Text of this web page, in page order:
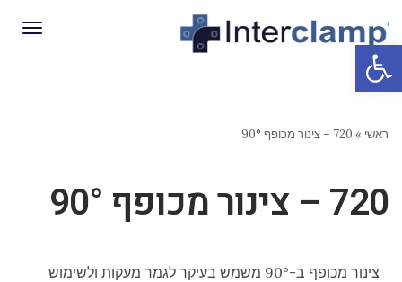
ראשי » 720 – צינור מכופף 90°
720 – צינור מכופף 90°
צינור מכופף ב-90° משמש בעיקר לגמר מעקות ולשימוש
פתח סרגל נגישות